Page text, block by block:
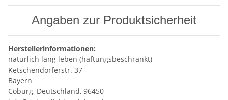
Angaben zur Produktsicherheit
Herstellerinformationen:
natürlich lang leben (haftungsbeschränkt)
Ketschendorferstr. 37
Bayern
Coburg, Deutschland, 96450